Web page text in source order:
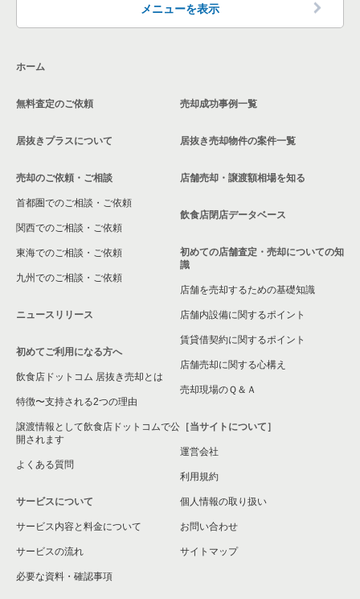
メニューを表示
ホーム
無料査定のご依頼
居抜きプラスについて
売却のご依頼・ご相談
首都圏でのご相談・ご依頼
関西でのご相談・ご依頼
東海でのご相談・ご依頼
九州でのご相談・ご依頼
ニュースリリース
初めてご利用になる方へ
飲食店ドットコム 居抜き売却とは
特徴〜支持される2つの理由
譲渡情報として飲食店ドットコムで公
開されます
よくある質問
サービスについて
サービス内容と料金について
サービスの流れ
必要な資料・確認事項
売却成功事例一覧
居抜き売却物件の案件一覧
店舗売却・譲渡額相場を知る
飲食店閉店データベース
初めての店舗査定・売却についての知
識
店舗を売却するための基礎知識
店舗内設備に関するポイント
賃貸借契約に関するポイント
店舗売却に関する心構え
売却現場のＱ＆Ａ
［当サイトについて］
運営会社
利用規約
個人情報の取り扱い
お問い合わせ
サイトマップ